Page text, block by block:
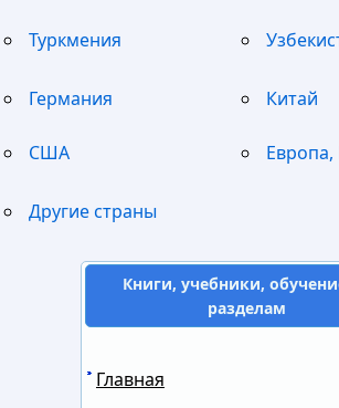
Туркмения
Германия Китай
США Европа,
Другие страны
Книги, учебники,
разделам
Главная